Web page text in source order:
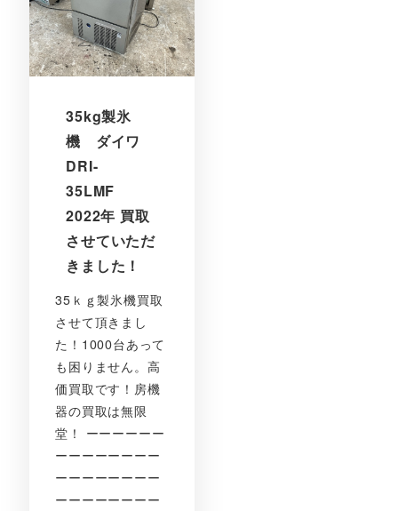
35kg製氷
機 ダイワ
DRI-
35LMF
2022年 買取
させていただ
きました！
35ｋｇ製氷機買取
させて頂きまし
た！1000台あって
も困りません。高
価買取です！房機
器の買取は無限
堂！ ーーーーーー
ーーーーーーーー
ーーーーーーーー
ーーーーーーーー